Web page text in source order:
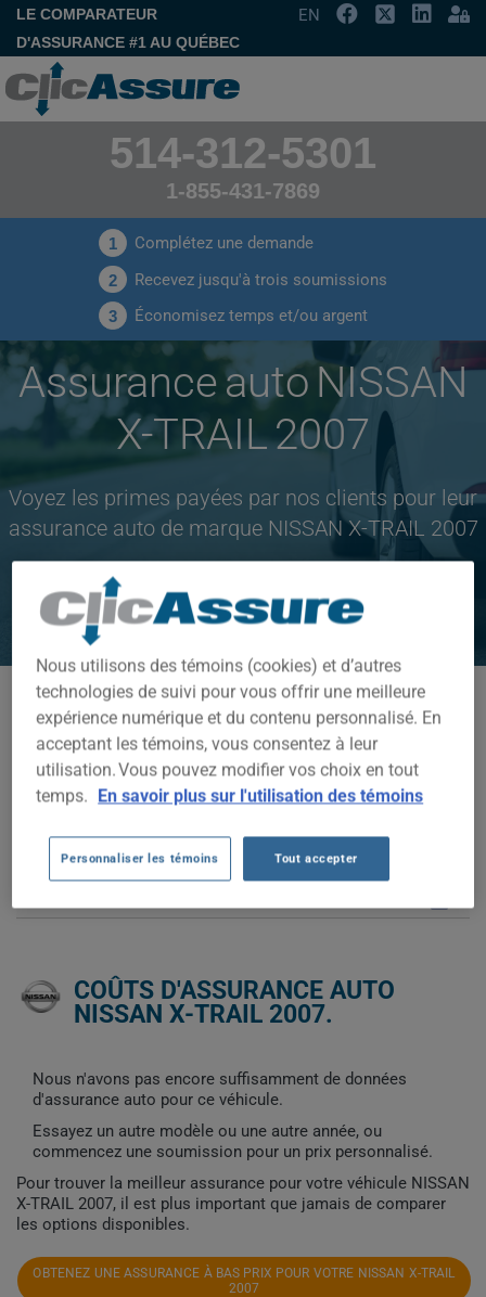
LE COMPARATEUR
D'ASSURANCE #1 AU QUÉBEC
EN
514-312-5301
1-855-431-7869
1 Complétez une demande
2 Recevez jusqu'à trois soumissions
3 Économisez temps et/ou argent
Assurance auto NISSAN
X-TRAIL 2007
Voyez les primes payées par nos clients pour leur
assurance auto de marque NISSAN X-TRAIL 2007
CLIQUEZ ICI POUR ÉCONOMISER SUR VOTRE
ASSURANCE AUTO
Modèles disponibles
X-TRAIL
COÛTS D'ASSURANCE AUTO
NISSAN X-TRAIL 2007.
Nous n'avons pas encore suffisamment de données
d'assurance auto pour ce véhicule.
Essayez un autre modèle ou une autre année, ou
commencez une soumission pour un prix personnalisé.
Pour trouver la meilleur assurance pour votre véhicule NISSAN
X-TRAIL 2007, il est plus important que jamais de comparer
les options disponibles.
OBTENEZ UNE ASSURANCE À BAS PRIX POUR VOTRE NISSAN X-TRAIL
2007
Nous utilisons des témoins (cookies) et d’autres
technologies de suivi pour vous offrir une meilleure
expérience numérique et du contenu personnalisé. En
acceptant les témoins, vous consentez à leur
utilisation. Vous pouvez modifier vos choix en tout
temps. En savoir plus sur l'utilisation des témoins
Personnaliser les témoins Tout accepter